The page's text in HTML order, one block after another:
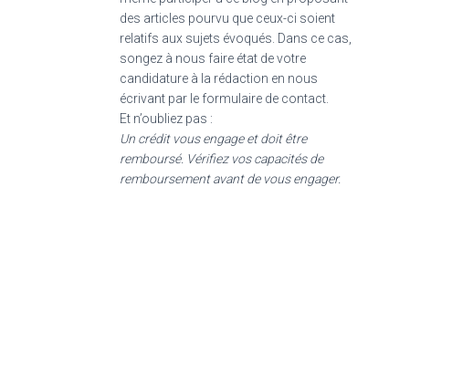
des articles pourvu que ceux-ci soient
relatifs aux sujets évoqués. Dans ce cas,
songez à nous faire état de votre
candidature à la rédaction en nous
écrivant par le formulaire de contact.
Et n’oubliez pas :
Un crédit vous engage et doit être
remboursé. Vérifiez vos capacités de
remboursement avant de vous engager.